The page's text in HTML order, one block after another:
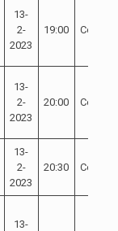
13-
2-
2023
19:00
13-
2-
2023
20:00
13-
2-
2023
20:30
13-